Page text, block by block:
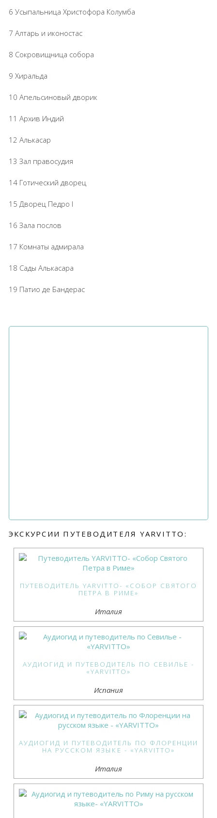
6 Усыпальница Христофора Колумба
7 Алтарь и иконостас
8 Сокровищница собора
9 Хиральда
10 Апельсиновый дворик
11 Архив Индий
12 Алькасар
13 Зал правосудия
14 Готический дворец
15 Дворец Педро I
16 Зала послов
17 Комнаты адмирала
18 Сады Алькасара
19 Патио де Бандерас
ЭКСКУРСИИ ПУТЕВОДИТЕЛЯ YARVITTO:
ПУТЕВОДИТЕЛЬ YARVITTO- «СОБОР СВЯТОГО
ПЕТРА В РИМЕ»
Италия
АУДИОГИД И ПУТЕВОДИТЕЛЬ ПО СЕВИЛЬЕ -
«YARVITTO»
Испания
АУДИОГИД И ПУТЕВОДИТЕЛЬ ПО ФЛОРЕНЦИИ
НА РУССКОМ ЯЗЫКЕ - «YARVITTO»
Италия